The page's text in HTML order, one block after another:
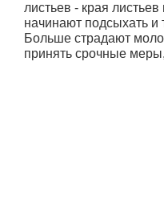
листьев - края
начинают подсыхать и
Больше страдают
принять срочные